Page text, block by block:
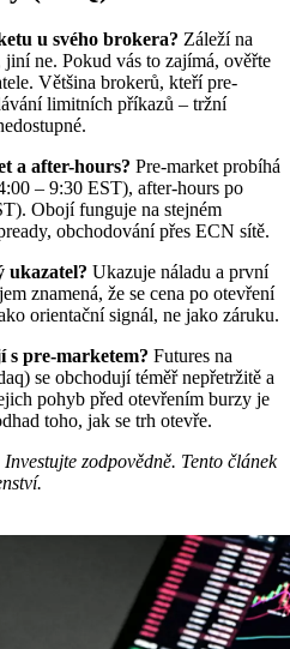
u svého brokera? Záleží na
ne. Pokud vás to zajímá, ověřte
Většina brokerů, kteří pre-
limitních příkazů – tržní
a after-hours? Pre-market probíhá
– 9:30 EST), after-hours po
Obojí funguje na stejném
obchodování přes ECN sítě.
ukazatel? Ukazuje náladu a první
znamená, že se cena po otevření
orientační signál, ne jako záruku.
s pre-marketem? Futures na
se obchodují téměř nepřetržitě a
pohyb před otevřením burzy je
toho, jak se trh otevře.
zodpovědně. Tento článek